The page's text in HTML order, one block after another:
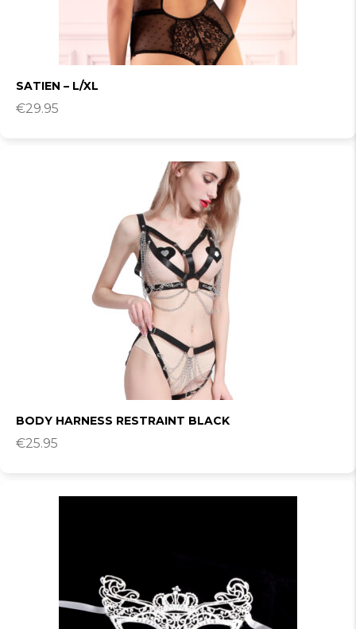
SATIEN – L/XL
€29.95
BODY HARNESS RESTRAINT BLACK
€25.95